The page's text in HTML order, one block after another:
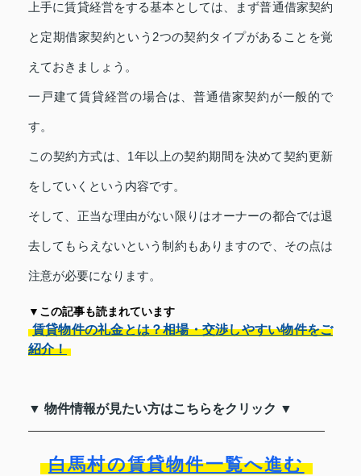
上手に賃貸経営をする基本としては、まず普通借家契約
と定期借家契約という2つの契約タイプがあることを覚
えておきましょう。
一戸建て賃貸経営の場合は、普通借家契約が一般的で
す。
この契約方式は、1年以上の契約期間を決めて契約更新
をしていくという内容です。
そして、正当な理由がない限りはオーナーの都合では退
去してもらえないという制約もありますので、その点は
注意が必要になります。
▼この記事も読まれています
賃貸物件の礼金とは？相場・交渉しやすい物件をご
紹介！
▼ 物件情報が見たい方はこちらをクリック ▼
白馬村の賃貸物件一覧へ進む